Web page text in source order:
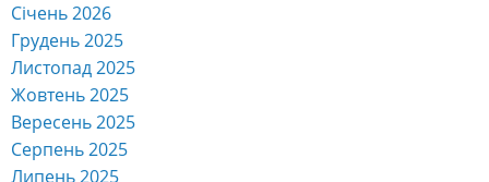
Січень 2026
Грудень 2025
Листопад 2025
Жовтень 2025
Вересень 2025
Серпень 2025
Липень 2025